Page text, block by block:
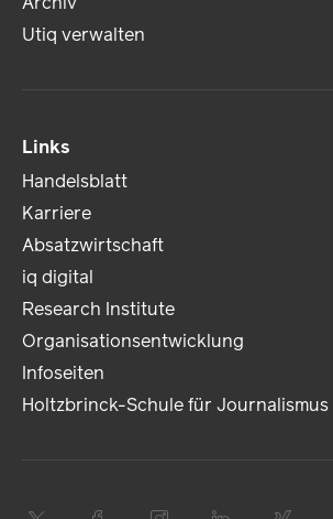
Utiq verwalten
Links
Handelsblatt
Karriere
Absatzwirtschaft
iq digital
Research Institute
Organisationsentwicklung
Infoseiten
Holtzbrinck-Schule für Journalismus